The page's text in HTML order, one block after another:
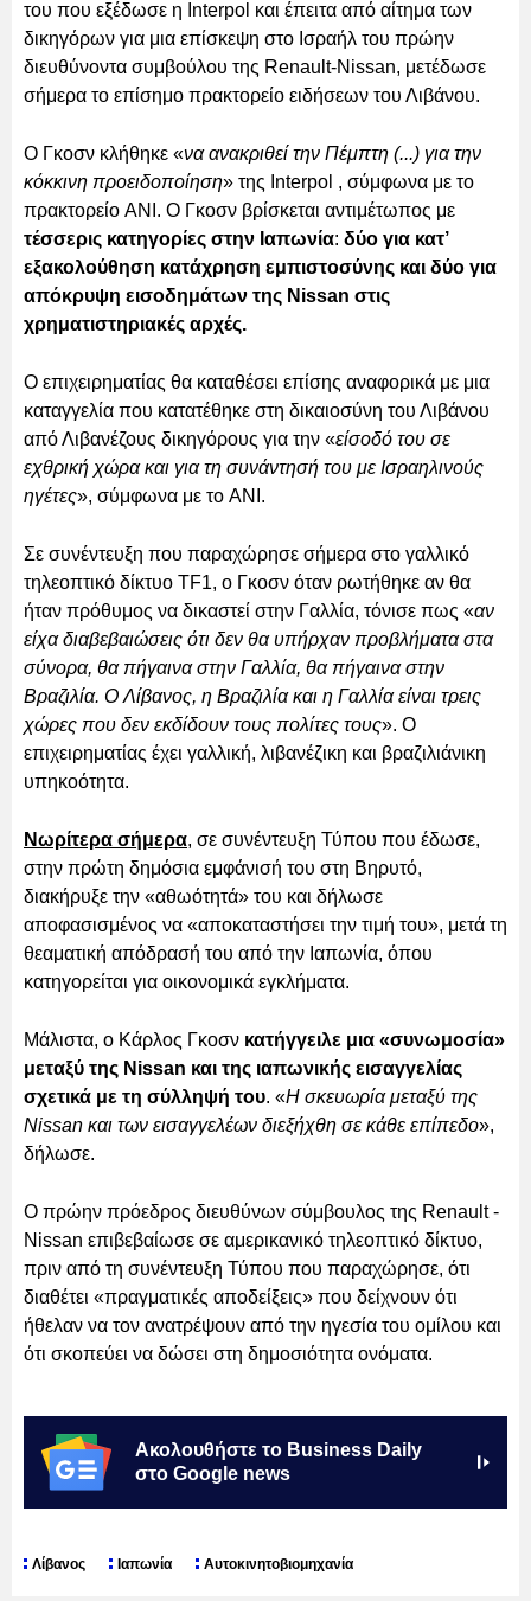
του που εξέδωσε η Interpol και έπειτα από αίτημα των
δικηγόρων για μια επίσκεψη στο Ισραήλ του πρώην
διευθύνοντα συμβούλου της Renault-Nissan, μετέδωσε
σήμερα το επίσημο πρακτορείο ειδήσεων του Λιβάνου.
Ο Γκοσν κλήθηκε «να ανακριθεί την Πέμπτη (...) για την
κόκκινη προειδοποίηση» της Interpol , σύμφωνα με το
πρακτορείο ANI. Ο Γκοσν βρίσκεται αντιμέτωπος με
τέσσερις κατηγορίες στην Ιαπωνία: δύο για κατ’
εξακολούθηση κατάχρηση εμπιστοσύνης και δύο για
απόκρυψη εισοδημάτων της Nissan στις
χρηματιστηριακές αρχές.
Ο επιχειρηματίας θα καταθέσει επίσης αναφορικά με μια
καταγγελία που κατατέθηκε στη δικαιοσύνη του Λιβάνου
από Λιβανέζους δικηγόρους για την «είσοδό του σε
εχθρική χώρα και για τη συνάντησή του με Ισραηλινούς
ηγέτες», σύμφωνα με το ANI.
Σε συνέντευξη που παραχώρησε σήμερα στο γαλλικό
τηλεοπτικό δίκτυο TF1, ο Γκοσν όταν ρωτήθηκε αν θα
ήταν πρόθυμος να δικαστεί στην Γαλλία, τόνισε πως «αν
είχα διαβεβαιώσεις ότι δεν θα υπήρχαν προβλήματα στα
σύνορα, θα πήγαινα στην Γαλλία, θα πήγαινα στην
Βραζιλία. Ο Λίβανος, η Βραζιλία και η Γαλλία είναι τρεις
χώρες που δεν εκδίδουν τους πολίτες τους». Ο
επιχειρηματίας έχει γαλλική, λιβανέζικη και βραζιλιάνικη
υπηκοότητα.
Νωρίτερα σήμερα, σε συνέντευξη Τύπου που έδωσε,
στην πρώτη δημόσια εμφάνισή του στη Βηρυτό,
διακήρυξε την «αθωότητά» του και δήλωσε
αποφασισμένος να «αποκαταστήσει την τιμή του», μετά τη
θεαματική απόδρασή του από την Ιαπωνία, όπου
κατηγορείται για οικονομικά εγκλήματα.
Μάλιστα, ο Κάρλος Γκοσν κατήγγειλε μια «συνωμοσία»
μεταξύ της Nissan και της ιαπωνικής εισαγγελίας
σχετικά με τη σύλληψή του. «Η σκευωρία μεταξύ της
Nissan και των εισαγγελέων διεξήχθη σε κάθε επίπεδο»,
δήλωσε.
Ο πρώην πρόεδρος διευθύνων σύμβουλος της Renault -
Nissan επιβεβαίωσε σε αμερικανικό τηλεοπτικό δίκτυο,
πριν από τη συνέντευξη Τύπου που παραχώρησε, ότι
διαθέτει «πραγματικές αποδείξεις» που δείχνουν ότι
ήθελαν να τον ανατρέψουν από την ηγεσία του ομίλου και
ότι σκοπεύει να δώσει στη δημοσιότητα ονόματα.
Ακολουθήστε το Business Daily
στο Google news
Λίβανος Ιαπωνία Αυτοκινητοβιομηχανία